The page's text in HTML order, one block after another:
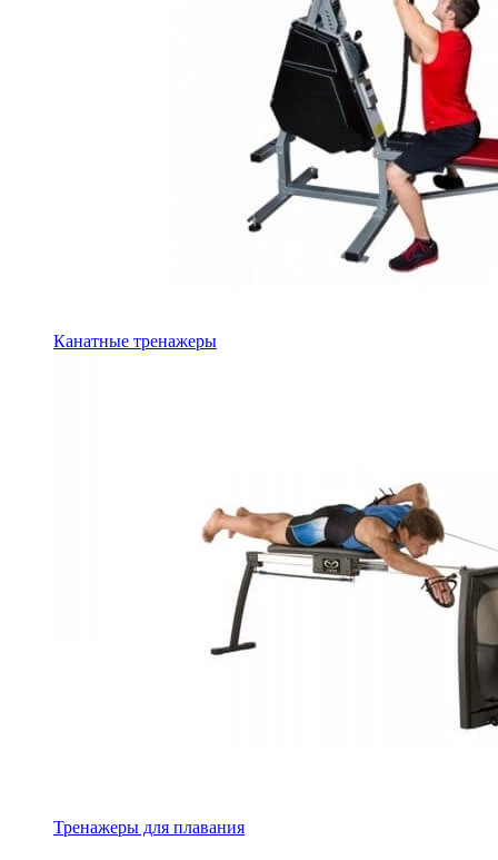
Канатные тренажеры
Тренажеры для плавания